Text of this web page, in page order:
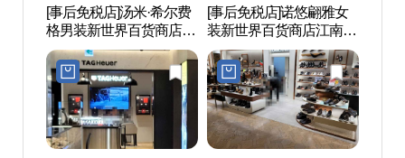
[事后免税店]汤米·希尔费
格男装新世界百货商店江
南店(타미힐피거남성 신
세계백화점 강남점)
[事后免税店]诺悠翩雅女
装新世界百货商店江南店
(로로피아나 여성 신세계
백화점 강남점)